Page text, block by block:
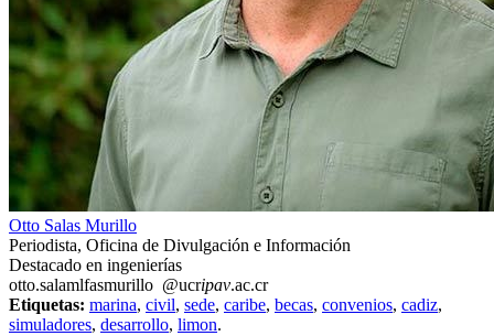
Otto Salas Murillo
Periodista, Oficina de Divulgación e Información
Destacado en ingenierías
otto.salamlfasmurillo @ucripav.ac.cr
Etiquetas: marina, civil, sede, caribe, becas, convenios, cadiz,
simuladores, desarrollo, limon.